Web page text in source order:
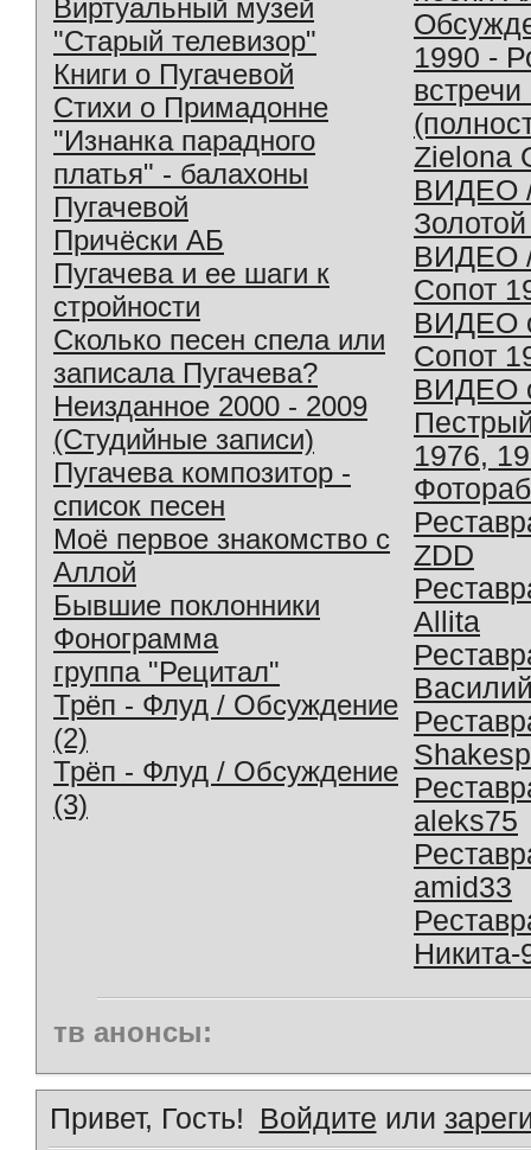
Виртуальный музей
"Старый телевизор"
Книги о Пугачевой
Стихи о Примадонне
"Изнанка парадного
платья" - балахоны
Пугачевой
Причёски АБ
Пугачева и ее шаги к
стройности
Сколько песен спела или
записала Пугачева?
Неизданное 2000 - 2009
(Студийные записи)
Пугачева композитор -
список песен
Моё первое знакомство с
Аллой
Бывшие поклонники
Фонограмма
группа "Рецитал"
Трёп - Флуд / Обсуждение
(2)
Трёп - Флуд / Обсуждение
(3)
1990 -
Zielona
ВИДЕО
ВИДЕО
Сопот
ВИДЕО
Сопот
ВИДЕО
1976,
ZDD
Allita
aleks75
amid33
Никита-
тв анонсы:
Привет, Гость! Войдите или